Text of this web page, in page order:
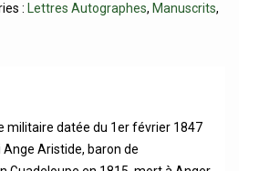
: Lettres Autographes, Manuscrits,
militaire datée du 1er février 1847
Ange Aristide, baron de